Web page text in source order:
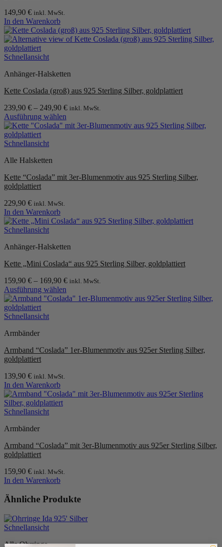
149,90 € inkl. MwSt.
In den Warenkorb
Schnellansicht
Anhänger-Halsketten
Kette Coslada (groß) aus 925 Sterling Silber, goldplattiert
239,90 € – 249,90 € inkl. MwSt.
Ausführung wählen
Dieses
Produkt
weist
Varianten
Die
Optionen
auf
der
Produktseite
gewählt
Schnellansicht
Alle Halsketten
Kette “Coslada” mit 3er-Blumenmotiv aus 925 Sterling Silber,
goldplattiert
229,90 € inkl. MwSt.
In den Warenkorb
Schnellansicht
Anhänger-Halsketten
Kette „Mini Coslada“ aus 925 Sterling Silber, goldplattiert
159,90 € – 169,90 € inkl. MwSt.
Ausführung wählen
Dieses
Produkt
weist
Varianten
Die
Optionen
auf
der
Produktseite
gewählt
werden
Schnellansicht
Armbänder
Armband “Coslada” 1er-Blumenmotiv aus 925er Sterling Silber,
goldplattiert
139,90 € inkl. MwSt.
In den Warenkorb
Schnellansicht
Armbänder
Armband “Coslada” mit 3er-Blumenmotiv aus 925er Sterling Silber,
goldplattiert
159,90 € inkl. MwSt.
In den Warenkorb
Ähnliche Produkte
Schnellansicht
Alle Ohrringe